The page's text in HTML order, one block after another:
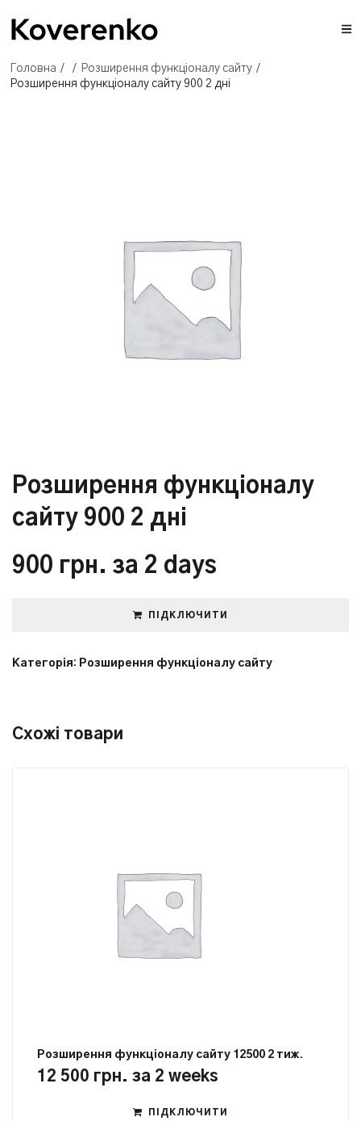
Головна / / Розширення функцiоналу сайту /
Розширення функцiоналу сайту 900 2 дні
Розширення функцiоналу
сайту 900 2 дні
900 грн. за 2 days
ПІДКЛЮЧИТИ
Категорія: Розширення функцiоналу сайту
Схожі товари
Розширення функцiоналу сайту 12500 2 тиж.
12 500 грн. за 2 weeks
ПІДКЛЮЧИТИ